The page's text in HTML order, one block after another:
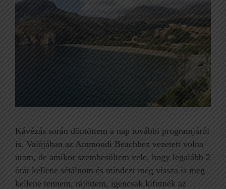
Kávézás során döntöttem a nap további programjáról
is. Valójában az Ammoudi Beachhez vezetett volna
utam, de amikor szembesültem vele, hogy legalább 2
órát kellene sétálnom és mindezt még vissza is meg
kellene tennem, rájöttem, igencsak kifutnék az